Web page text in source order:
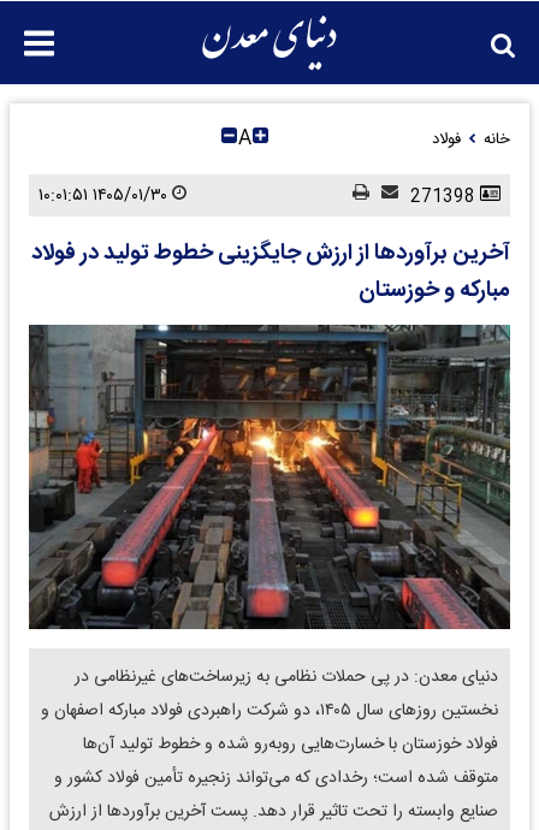
خانه فولاد A
آخرین برآوردها از ارزش جایگزینی خطوط تولید در فولاد
مبارکه و خوزستان
دنیای معدن: در پی حملات نظامی به زیرساخت‌های غیرنظامی در
نخستین روزهای سال ۱۴۰۵، دو شرکت راهبردی فولاد مبارکه اصفهان و
فولاد خوزستان با خسارت‌هایی روبه‌رو شده و خطوط تولید آن‌ها
متوقف شده است؛ رخدادی که می‌تواند زنجیره تأمین فولاد کشور و
صنایع وابسته را تحت تاثیر قرار دهد. پست آخرین برآوردها از ارزش